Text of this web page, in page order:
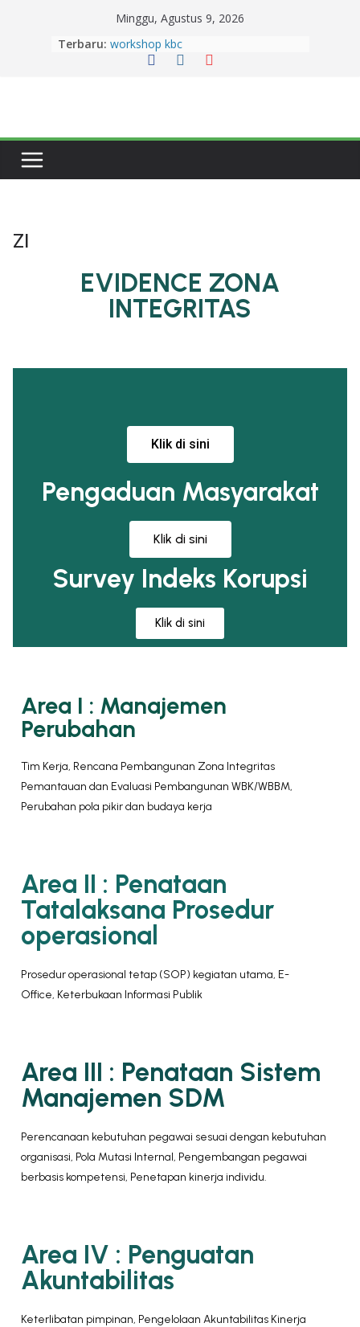
Minggu, Agustus 9, 2026
Terbaru: workshop kbc
Zahra Aulia Raih Juara 2 Sayembara
HewanKurban di Lingkungan
ZI
EVIDENCE ZONA
INTEGRITAS
Klik di sini
Pengaduan Masyarakat
Klik di sini
Survey Indeks Korupsi
Klik di sini
Area I : Manajemen
Perubahan
Tim Kerja, Rencana Pembangunan Zona Integritas
Pemantauan dan Evaluasi Pembangunan WBK/WBBM,
Perubahan pola pikir dan budaya kerja
Area II : Penataan
Tatalaksana Prosedur
operasional
Prosedur operasional tetap (SOP) kegiatan utama, E-
Office, Keterbukaan Informasi Publik
Area III : Penataan Sistem
Manajemen SDM
Perencanaan kebutuhan pegawai sesuai dengan kebutuhan
organisasi, Pola Mutasi Internal, Pengembangan pegawai
berbasis kompetensi, Penetapan kinerja individu.
Area IV : Penguatan
Akuntabilitas
Keterlibatan pimpinan, Pengelolaan Akuntabilitas Kinerja